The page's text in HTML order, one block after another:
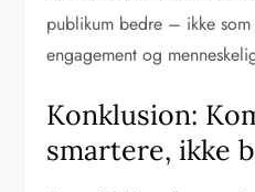
publikum bedre – ikke
engagement og
Konklusion:
smartere, ikke